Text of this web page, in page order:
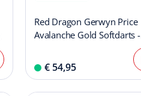
Red Dragon Gerwyn Price
Avalanche Gold Softdarts -
€ 54,95